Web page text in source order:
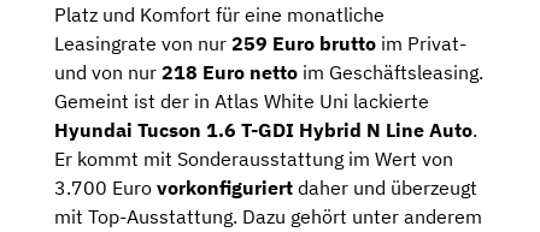
Platz und Komfort für eine monatliche
Leasingrate von nur 259 Euro brutto im Privat-
und von nur 218 Euro netto im Geschäftsleasing.
Gemeint ist der in Atlas White Uni lackierte
Hyundai Tucson 1.6 T-GDI Hybrid N Line Auto.
Er kommt mit Sonderausstattung im Wert von
3.700 Euro vorkonfiguriert daher und überzeugt
mit Top-Ausstattung. Dazu gehört unter anderem